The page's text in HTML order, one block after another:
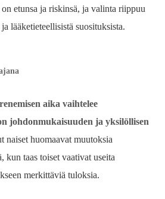
etunsa ja riskinsä, ja valinta riippuu
lääketieteellisistä suosituksista.
aika vaihtelee
johdonmukaisuuden ja yksilöllisen
naiset huomaavat muutoksia
kun taas toiset vaativat useita
merkittäviä tuloksia.